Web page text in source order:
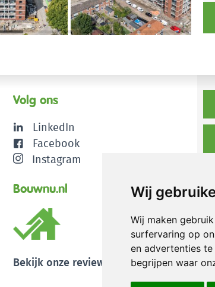
Wij
Wij maken
surfervaring op
en advertenties
begrijpen waar
Volg ons
LinkedIn
Facebook
Instagram
Bouwnu.nl
Bekijk onze reviews